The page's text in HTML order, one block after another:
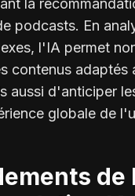
la
podcasts. En
l'IA permet
contenus adaptés
aussi d'anticiper
globale de
de